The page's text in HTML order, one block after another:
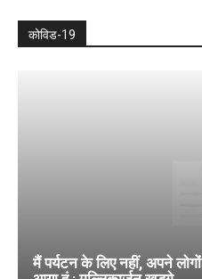
कोविड-19
मैं पर्यटन के लिए नहीं, अपने